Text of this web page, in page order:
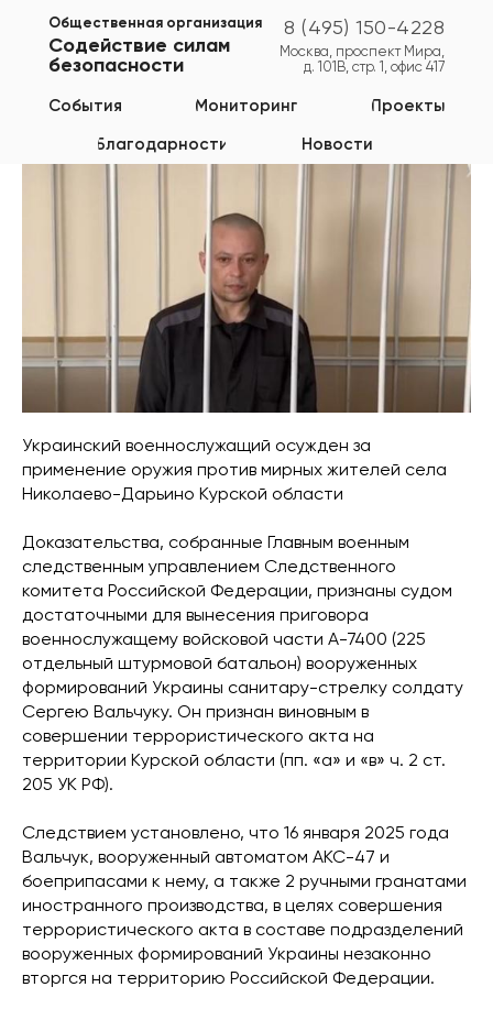
8 (495) 150-4228
Общественная организация
Содействие силам
безопасности
Мониторинг
События
Благодарности Новости
Проекты
Москва, проспект Мира,
д. 101В, стр. 1, офис 417
Курская область
Украинский военнослужащий осужден за
применение оружия против мирных жителей села
Николаево-Дарьино Курской области
Доказательства, собранные Главным военным
следственным управлением Следственного
комитета Российской Федерации, признаны судом
достаточными для вынесения приговора
военнослужащему войсковой части А-7400 (225
отдельный штурмовой батальон) вооруженных
формирований Украины санитару-стрелку солдату
Сергею Вальчуку. Он признан виновным в
совершении террористического акта на
территории Курской области (пп. «а» и «в» ч. 2 ст.
205 УК РФ).
Следствием установлено, что 16 января 2025 года
Вальчук, вооруженный автоматом АКС-47 и
боеприпасами к нему, а также 2 ручными гранатами
иностранного производства, в целях совершения
террористического акта в составе подразделений
вооруженных формирований Украины незаконно
вторгся на территорию Российской Федерации.